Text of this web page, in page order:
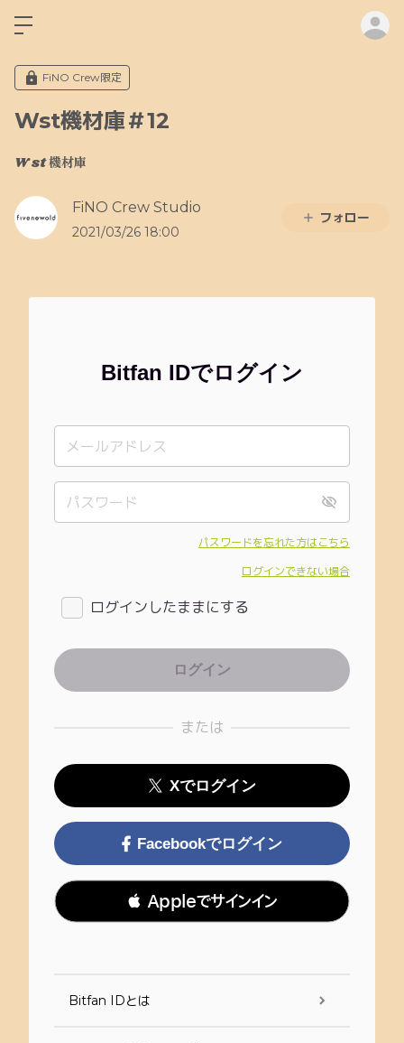
FiNO Crew限定
Wst機材庫＃12
W st 機材庫
FiNO Crew Studio
2021/03/26 18:00
フォロー
Bitfan IDでログイン
パスワードを忘れた方はこちら
ログインできない場合
ログインしたままにする
または
Xでログイン
Facebookでログイン
 Appleでサインイン
Bitfan IDとは